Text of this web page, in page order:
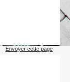
Envoyer cette page